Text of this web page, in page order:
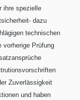
ihre spezielle
dazu
technischen
vorherige Prüfung
Zuverlässigkeit
und haben